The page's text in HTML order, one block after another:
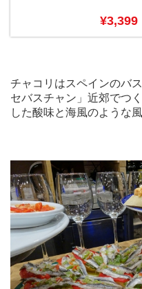
¥3,399
チャコリはスペインのバ
セバスチャン」近郊でつ
した酸味と海風のような